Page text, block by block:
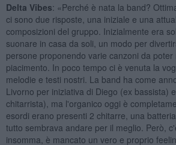
Delta Vibes: «Perché è nata la band?
ci sono due risposte, una iniziale e una
composizioni del gruppo. Inizialmente era
suonare in casa da soli, un modo per
persone proponendo varie canzoni da
piacimento. In poco tempo ci è venuta la
melodie e testi nostri. La band ha come
Livorno per iniziativa di Diego (ex bassista)
chitarrista), ma l'organico oggi è
esordi erano presenti 2 chitarre, una
tutto sembrava andare per il meglio. Però,
insomma, è mancato un vero e proprio